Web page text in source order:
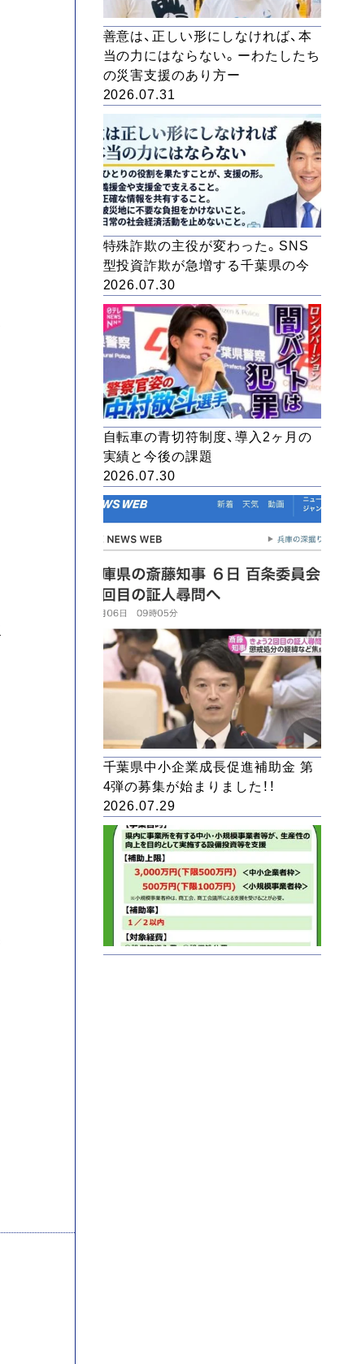
善意は、正しい形にしなければ、本
当の力にはならない。ーわたしたち
の災害支援のあり方ー
2026.07.31
特殊詐欺の主役が変わった。SNS
型投資詐欺が急増する千葉県の今
2026.07.30
自転車の青切符制度、導入2ヶ月の
実績と今後の課題
2026.07.30
千葉県中小企業成長促進補助金 第
4弾の募集が始まりました！！
2026.07.29